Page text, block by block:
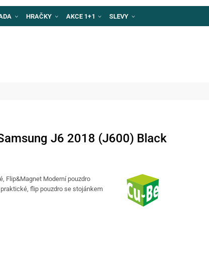
HRAČKY AKCE 1+1 SLEVY
J6 2018 (J600) Black
Flip&Magnet Moderní pouzdro
flip pouzdro se stojánkem